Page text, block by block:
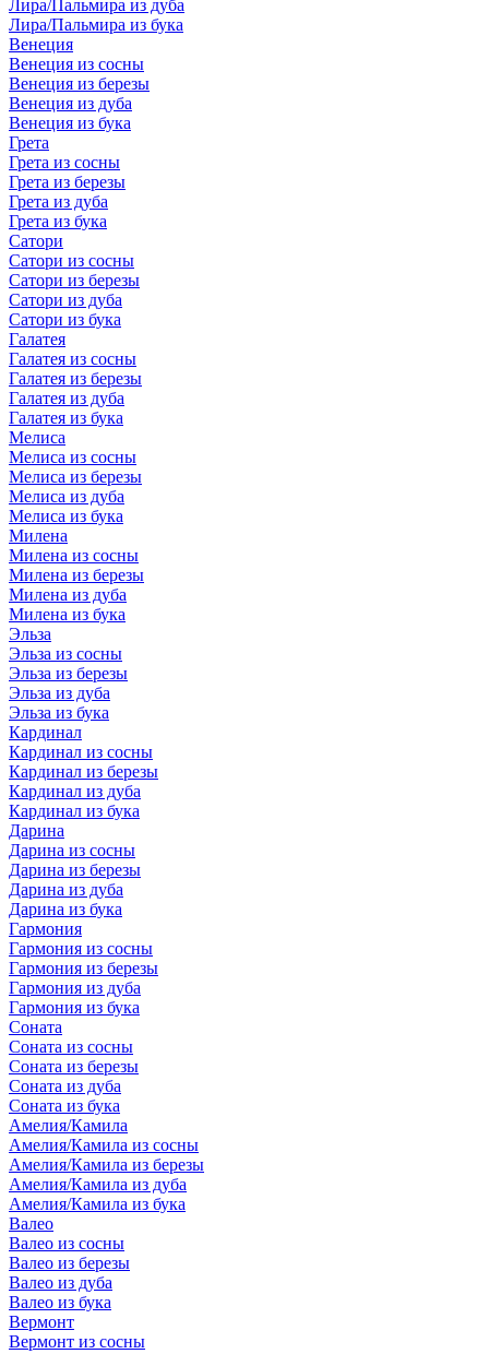
Лира/Пальмира из дуба
Лира/Пальмира из бука
Венеция
Венеция из сосны
Венеция из березы
Венеция из дуба
Венеция из бука
Грета
Грета из сосны
Грета из березы
Грета из дуба
Грета из бука
Сатори
Сатори из сосны
Сатори из березы
Сатори из дуба
Сатори из бука
Галатея
Галатея из сосны
Галатея из березы
Галатея из дуба
Галатея из бука
Мелиса
Мелиса из сосны
Мелиса из березы
Мелиса из дуба
Мелиса из бука
Милена
Милена из сосны
Милена из березы
Милена из дуба
Милена из бука
Эльза
Эльза из сосны
Эльза из березы
Эльза из дуба
Эльза из бука
Кардинал
Кардинал из сосны
Кардинал из березы
Кардинал из дуба
Кардинал из бука
Дарина
Дарина из сосны
Дарина из березы
Дарина из дуба
Дарина из бука
Гармония
Гармония из сосны
Гармония из березы
Гармония из дуба
Гармония из бука
Соната
Соната из сосны
Соната из березы
Соната из дуба
Соната из бука
Амелия/Камила
Амелия/Камила из сосны
Амелия/Камила из березы
Амелия/Камила из дуба
Амелия/Камила из бука
Валео
Валео из сосны
Валео из березы
Валео из дуба
Валео из бука
Вермонт
Вермонт из сосны